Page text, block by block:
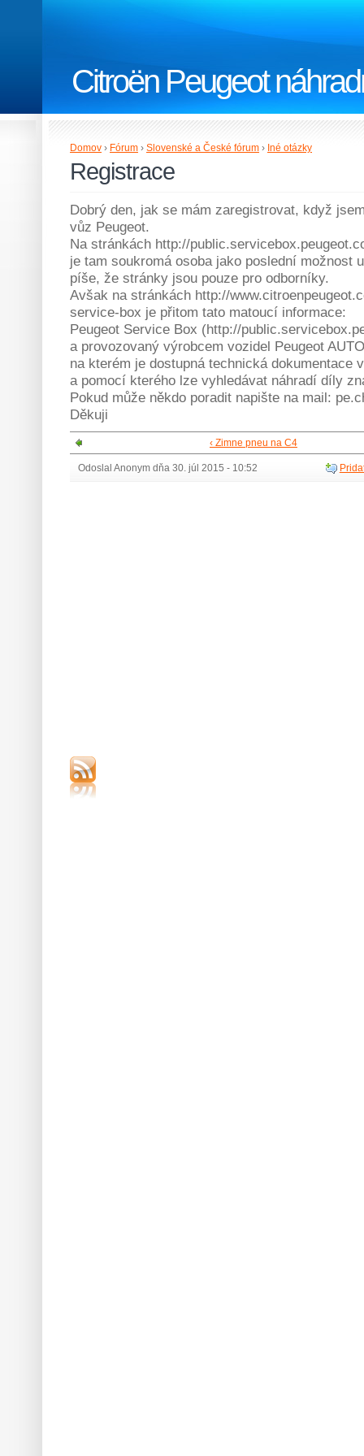
Citroën Peugeot
Domov › Fórum › Slovenské a České fórum › Iné otázky
Registrace
Dobrý den, jak se mám zaregistrovat, když
vůz Peugeot.
Na stránkách http://
je tam soukromá osoba jako poslední možnost
píše, že stránky jsou pouze pro odborníky.
Avšak na stránkách http://
service-box je přitom tato matoucí informace:
Peugeot Service Box (http://
a provozovaný výrobcem vozidel Peugeot
na kterém je dostupná technická dokumentace
a pomocí kterého lze vyhledávat náhradí díly
Pokud může někdo poradit napište na mail:
Děkuji
‹ Zimne pneu na C4
Odoslal Anonym dňa 30. júl 2015 - 10:52